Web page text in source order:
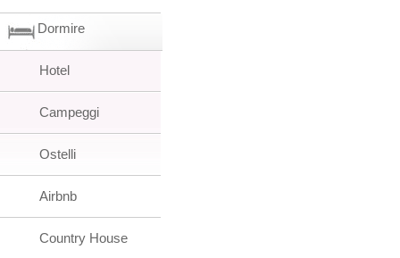
Dormire
Hotel
Campeggi
Ostelli
Airbnb
Country House